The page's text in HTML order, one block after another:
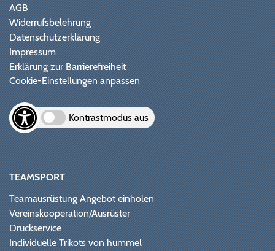
AGB
Widerrufsbelehrung
Datenschutzerklärung
Impressum
Erklärung zur Barrierefreiheit
Cookie-Einstellungen anpassen
Kontrastmodus aus
TEAMSPORT
Teamausrüstung Angebot einholen
Vereinskooperation/Ausrüster
Druckservice
Individuelle Trikots von hummel